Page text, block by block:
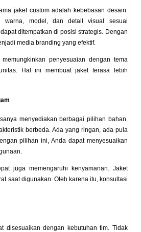
jaket custom adalah kebebasan desain.
warna, model, dan detail visual sesuai
ditempatkan di posisi strategis. Dengan
media branding yang efektif.
penyesuaian dengan tema
Hal ini membuat jaket terasa lebih
menyediakan berbagai pilihan bahan.
berbeda. Ada yang ringan, ada pula
pilihan ini, Anda dapat menyesuaikan
juga memengaruhi kenyamanan. Jaket
saat digunakan. Oleh karena itu, konsultasi
disesuaikan dengan kebutuhan tim. Tidak